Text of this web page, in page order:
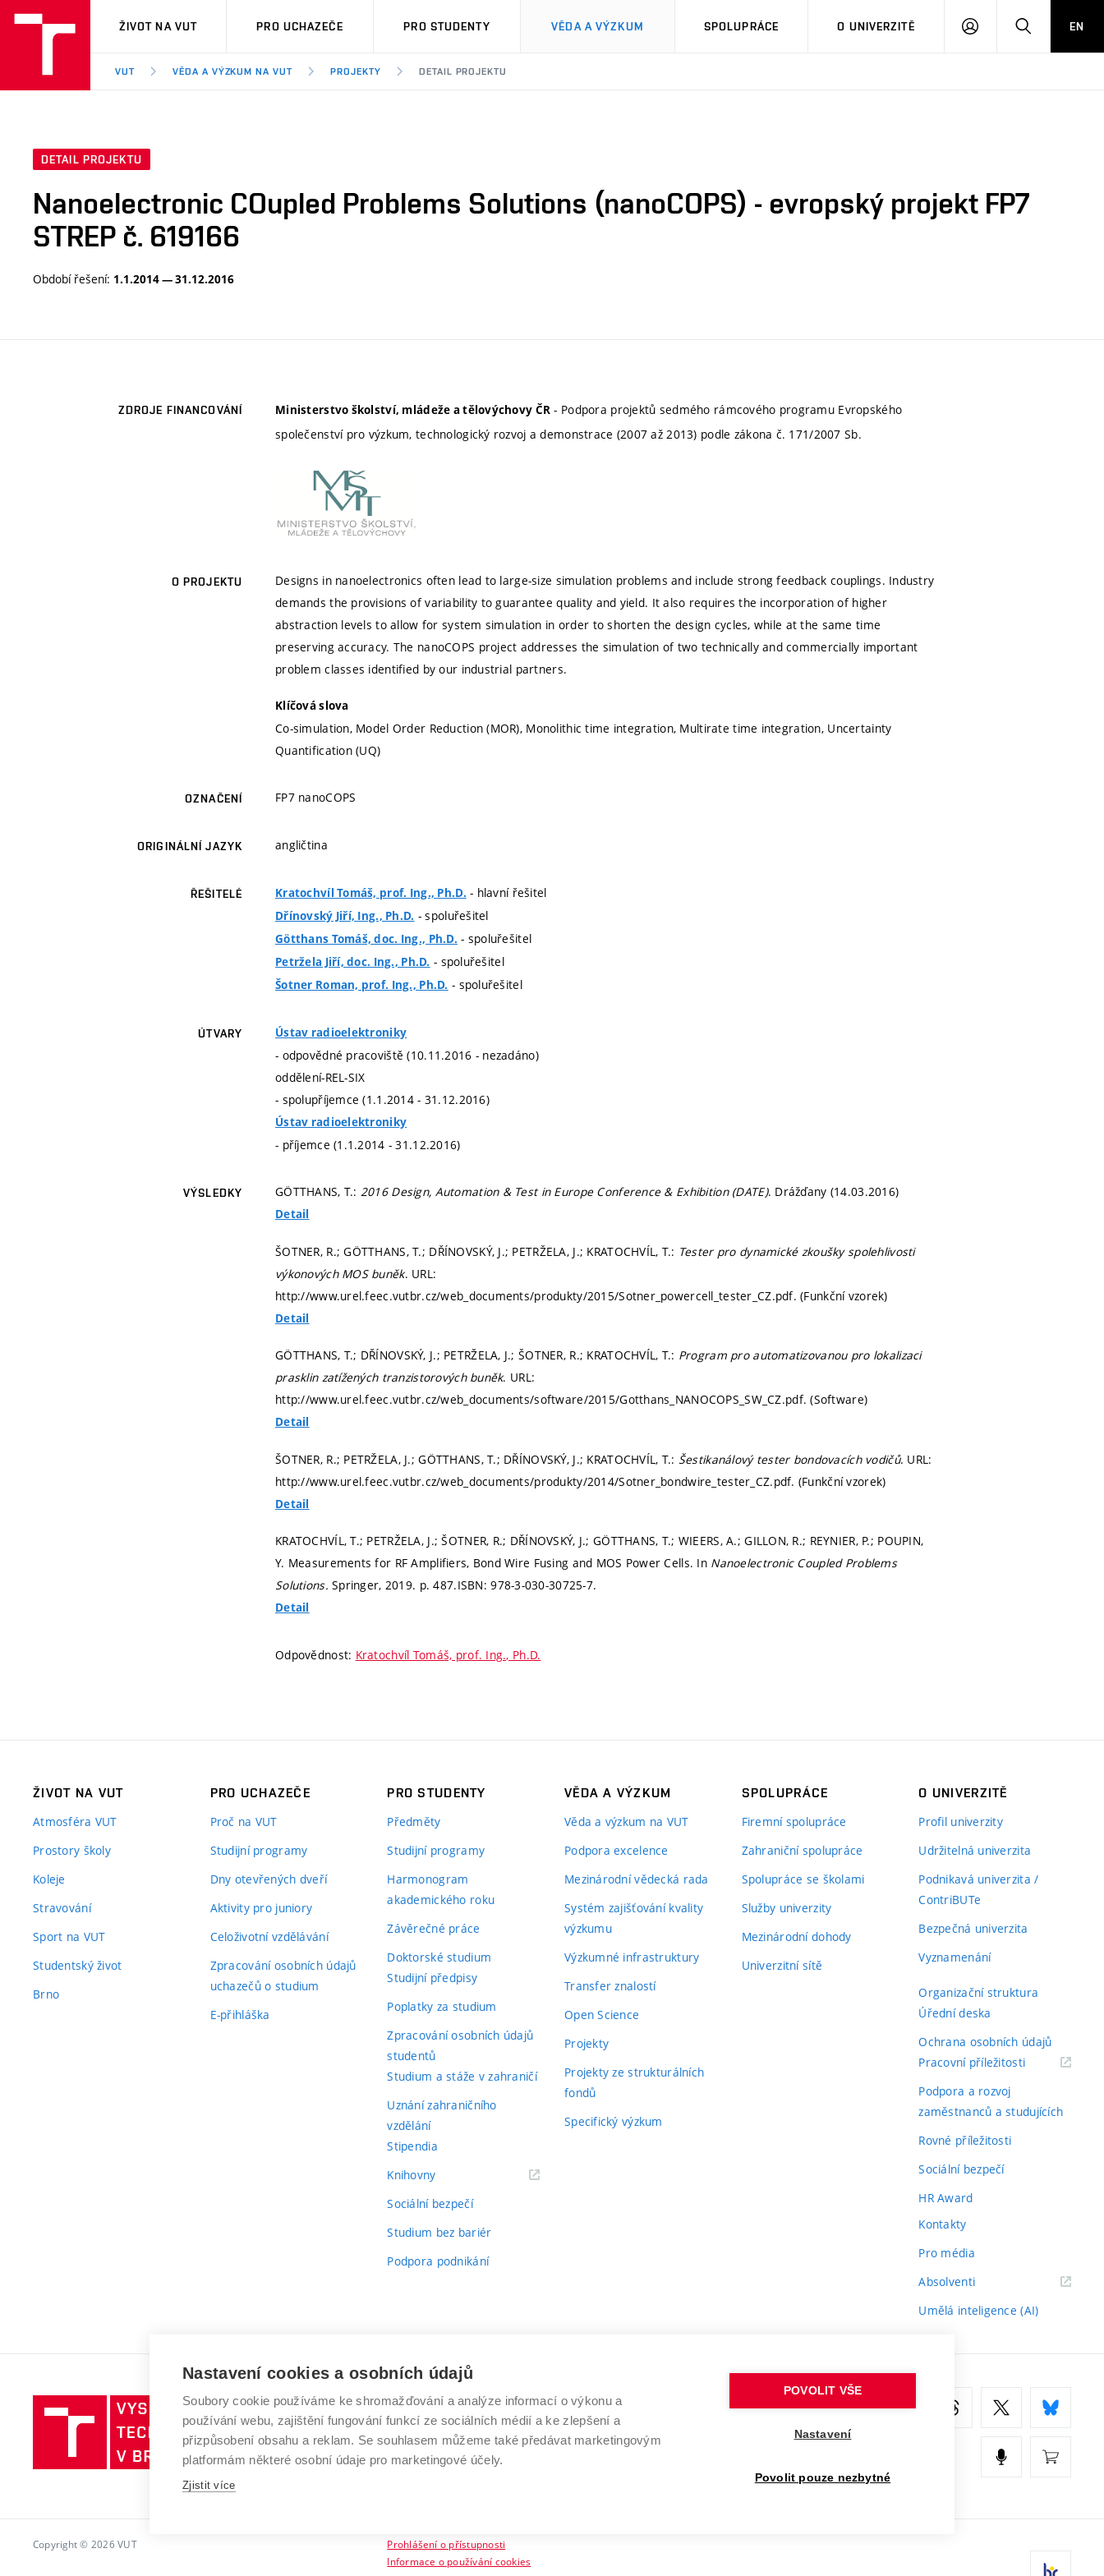
VUT
ŽIVOT NA VUT PRO UCHAZEČE PRO STUDENTY VĚDA A VÝZKUM SPOLUPRÁCE O UNIVERZITĚ
PŘIHLÁSIT HLEDATEN
VUT VĚDA A VÝZKUM NA VUT PROJEKTY DETAIL PROJEKTU
DETAIL PROJEKTU
Nanoelectronic COupled Problems Solutions (nanoCOPS) - evropský projekt FP7
STREP č. 619166
Období řešení: 1.1.2014 — 31.12.2016
ZDROJE FINANCOVÁNÍ Ministerstvo školství, mládeže a tělovýchovy ČR - Podpora projektů sedmého rámcového programu Evropského
společenství pro výzkum, technologický rozvoj a demonstrace (2007 až 2013) podle zákona č. 171/2007 Sb.
O PROJEKTU
Designs in nanoelectronics often lead to large-size simulation problems and include strong feedback couplings. Industry
demands the provisions of variability to guarantee quality and yield. It also requires the incorporation of higher
abstraction levels to allow for system simulation in order to shorten the design cycles, while at the same time
preserving accuracy. The nanoCOPS project addresses the simulation of two technically and commercially important
problem classes identified by our industrial partners.
Klíčová slova
Co-simulation, Model Order Reduction (MOR), Monolithic time integration, Multirate time integration, Uncertainty
Quantification (UQ)
OZNAČENÍ FP7 nanoCOPS
ORIGINÁLNÍ JAZYK angličtina
ŘEŠITELÉ Kratochvíl Tomáš, prof. Ing., Ph.D. - hlavní řešitel
Dřínovský Jiří, Ing., Ph.D. - spoluřešitel
Götthans Tomáš, doc. Ing., Ph.D. - spoluřešitel
Petržela Jiří, doc. Ing., Ph.D. - spoluřešitel
Šotner Roman, prof. Ing., Ph.D. - spoluřešitel
ÚTVARY Ústav radioelektroniky
- odpovědné pracoviště (10.11.2016 - nezadáno)
oddělení-REL-SIX
- spolupříjemce (1.1.2014 - 31.12.2016)
Ústav radioelektroniky
- příjemce (1.1.2014 - 31.12.2016)
VÝSLEDKY GÖTTHANS, T.: 2016 Design, Automation & Test in Europe Conference & Exhibition (DATE). Drážďany (14.03.2016)
Detail
ŠOTNER, R.; GÖTTHANS, T.; DŘÍNOVSKÝ, J.; PETRŽELA, J.; KRATOCHVÍL, T.: Tester pro dynamické zkoušky spolehlivosti
výkonových MOS buněk. URL:
http://www.urel.feec.vutbr.cz/web_documents/produkty/2015/Sotner_powercell_tester_CZ.pdf. (Funkční vzorek)
Detail
GÖTTHANS, T.; DŘÍNOVSKÝ, J.; PETRŽELA, J.; ŠOTNER, R.; KRATOCHVÍL, T.: Program pro automatizovanou pro lokalizaci
prasklin zatížených tranzistorových buněk. URL:
http://www.urel.feec.vutbr.cz/web_documents/software/2015/Gotthans_NANOCOPS_SW_CZ.pdf. (Software)
Detail
ŠOTNER, R.; PETRŽELA, J.; GÖTTHANS, T.; DŘÍNOVSKÝ, J.; KRATOCHVÍL, T.: Šestikanálový tester bondovacích vodičů. URL:
http://www.urel.feec.vutbr.cz/web_documents/produkty/2014/Sotner_bondwire_tester_CZ.pdf. (Funkční vzorek)
Detail
KRATOCHVÍL, T.; PETRŽELA, J.; ŠOTNER, R.; DŘÍNOVSKÝ, J.; GÖTTHANS, T.; WIEERS, A.; GILLON, R.; REYNIER, P.; POUPIN,
Y. Measurements for RF Amplifiers, Bond Wire Fusing and MOS Power Cells. In Nanoelectronic Coupled Problems
Solutions.Springer, 2019. p. 487.ISBN: 978-3-030-30725-7.
Detail
Odpovědnost: Kratochvíl Tomáš, prof. Ing., Ph.D.
ŽIVOT NA VUT
Atmosféra VUT
Prostory školy
Koleje
Stravování
Sport na VUT
Studentský život
Brno
PRO UCHAZEČE
Proč na VUT
Studijní programy
Dny otevřených dveří
Aktivity pro juniory
Celoživotní vzdělávání
Zpracování osobních údajů
uchazečů o studium
E-přihláška
PRO STUDENTY
Předměty
Studijní programy
Harmonogram
akademického roku
Závěrečné práce
Doktorské studium
Studijní předpisy
Poplatky za studium
Zpracování osobních údajů
studentů
Studium a stáže v zahraničí
Uznání zahraničního
vzdělání
Stipendia
Knihovny(externí
Sociální bezpečí
Studium bez bariér
Podpora podnikání
VĚDA A VÝZKUM
Věda a výzkum na VUT
Podpora excelence
Mezinárodní vědecká rada
Systém zajišťování kvality
výzkumu
Výzkumné infrastruktury
Transfer znalostí
Open Science
Projekty
Projekty ze strukturálních
fondů
Specifický výzkum
SPOLUPRÁCE
Firemní spolupráce
Zahraniční spolupráce
Spolupráce se školami
Služby univerzity
Mezinárodní dohody
Univerzitní sítě
O UNIVERZITĚ
Profil univerzity
Udržitelná univerzita
Podnikavá univerzita /
ContriBUTe
Bezpečná univerzita
Vyznamenání
Organizační struktura
Úřední deska
Ochrana osobních údajů
Pracovní příležitosti(externí
Podpora a rozvoj
zaměstnanců a studujících
Rovné příležitosti
Sociální bezpečí
HR Award
Kontakty
Pro média
Absolventi(externí
Umělá inteligence (AI)
Vysoké
učení
technické
v
VYSOKÉ UČENÍ TECHNICKÉ V BRNĚ
Antonínská 548/1
602 00 Brno
www.vut.cz
Copyright © 2026 VUT
Prohlášení o přístupnosti
Informace o používání cookies
Nastavení cookies a osobních údajů
Soubory cookie používáme ke shromažďování a analýze informací o výkonu a
používání webu, zajištění fungování funkcí ze sociálních médií a ke zlepšení a
přizpůsobení obsahu a reklam. Se souhlasem můžeme také předávat marketingovým
platformám některé osobní údaje pro marketingové účely.
Zjistit více
POVOLIT VŠE
Nastavení
Povolit pouze nezbytné